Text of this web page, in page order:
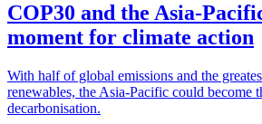
COP30 and the Asia-
moment for climate action​​​​‌ ‍ ​‍​‍‌‍ ‌ ​‍‌‍‍‌‌‍‌ ‌‍‍‌‌‍ ‍​‍​‍​ ‍‍​‍​‍‌ ​ ‌‍​‌‌‍ ‍‌‍‍‌‌ ‌​‌ ‍‌​‍ ‍‌‍‍‌‌‍ ​‍​‍​‍ ​​‍​‍‌‍‍​‌ ​‍‌‍‌‌‌‍‌‍​‍​‍​ ‍‍​‍​‍‌‍‍​‌ ‌​‌ ‌​‌ ​​​ ‍‍​‍ ​‍ ‌‍ ​‌‍ ‌‍​ ‌‍​‌‌‍ ​‌‍‍​‌‍ ‌ ​ ‌ ‌​​ ‍‍​ ​ ​ ​ ​ ​ ​ ​ ​‍ ‌‍‍‌‌‍ ‍‌ ‌​‌‍‌‌‌‍ ‍‌ ‌​​‍ ‌‍‌‌‌‍‌​‌‍‍‌‌ ‌​​‍ ‌‍ ‌‌‍ ‌‍‌​‌‍‌‌​ ‌‌ ​​‌ ​‍‌‍‌‌‌ ​ ‌‍‌‌‌‍ ‍‌ ‌​‌‍​‌‌ ‌​‌‍‍‌‌‍ ‌‍ ‍​ ‍ ‌‍‍‌‌‍‌​​ ‌‌‍​‍‌‍​‌‌‍​‌​ ‌‌‌‍‌‍​ ‌‍​ ‍‌​ ​​​‍ ‌‌‍​ ​ ‌ ‌‍​‍‌‍​ ​‍ ‌​ ‌​‌‍‌‍​ ​‍‌‍​‌​‍ ‌‌‍​‍​ ‍‌​ ‌​​ ​​​‍ ‌​ ‌​​ ​‌‌‍​ ​ ​‌​ ‌ ​ ‌​​ ​ ‌‍‌‍‌‍‌​​ ​ ​ ‍​‌‍​‌​ ‍ ‌ ‌​‌ ‍‌‌ ​​‌‍‌‌​ ‌‌‍ ‍‌‍‌‌‌ ‌ ‌ ​ ​ ‍ ‌ ​​‌‍​‌‌ ‌​‌‍‍​​ ‌‌ ‌​‌‍‍‌‌ ‌​‌‍ ​‌‍‌‌​ ‌‍​‍‌‍​‌‌ ​ ‌‍‌‌‌‌‌‌‌ ​‍‌‍ ​​ ‌‌‍‍​‌ ‌​‌ ‌​‌ ​​​‍‌‌​ ​ ‌​​‌​‍‌‌​ ​‍‌​‌‍​‍‌‌​ ​‍‌​‌‍‌‍ ​‌‍ ‌‍​ ‌‍​‌‌‍ ​‌‍‍​‌‍ ‌ ​ ‌ ‌​​‍‌‌​ ​ ‌​​‌​ ​ ​ ​ ​ ​ ​ ​ ​‍‌‍‌‍‍‌‌‍‌​​ ‌‌‍​‍‌‍​‌‌‍​‌​ ‌‌‌‍‌‍​ ‌‍​ ‍‌​ ​​​‍ ‌‌‍​ ​ ‌ ‌‍​‍‌‍​ ​‍ ‌​ ‌​‌‍‌‍​ ​‍‌‍​‌​‍ ‌‌‍​‍​ ‍‌​ ‌​​ ​​​‍ ‌​ ‌​​ ​‌‌‍​ ​ ​‌​ ‌ ​ ‌​​ ​ ‌‍‌‍‌‍‌​​ ​ ​ ‍​‌‍​‌​‍‌‍‌ ‌​‌ ‍‌‌ ​​‌‍‌‌​ ‌‌‍ ‍‌‍‌‌‌ ‌ ‌ ​ ​‍‌‍‌ ​​‌‍​‌‌ ‌​‌‍‍​​ ‌‌ ‌​‌‍‍‌‌ ‌​‌‍ ​‌‍‌‌​‍‌‍‌ ​​‌‍‌‌‌ ​‍‌ ​ ‌ ​​‌‍‌‌‌‍​ ‌ ‌​‌‍‍‌‌ ‌‍‌‍‌‌​ ‌‌ ​​‌ ‌‌‌‍​‍‌‍ ​‌‍‍‌‌ ​ ‌‍‍​‌‍‌‌‌‍‌​​‍​‍‌ ‌
With half of global emissions and the
renewables, the Asia-Pacific could become
decarbonisation.​​​​‌ ‍ ​‍​‍‌‍ ‌ ​‍‌‍‍‌‌‍‌ ‌‍‍‌‌‍ ‍​‍​‍​ ‍‍​‍​‍‌ ​ ‌‍​‌‌‍ ‍‌‍‍‌‌ ‌​‌ ‍‌​‍ ‍‌‍‍‌‌‍ ​‍​‍​‍ ​​‍​‍‌‍‍​‌ ​‍‌‍‌‌‌‍‌‍​‍​‍​ ‍‍​‍​‍‌‍‍​‌ ‌​‌ ‌​‌ ​​​ ‍‍​‍ ​‍ ‌‍ ​‌‍ ‌‍​ ‌‍​‌‌‍ ​‌‍‍​‌‍ ‌ ​ ‌ ‌​​ ‍‍​ ​ ​ ​ ​ ​ ​ ​ ​‍ ‌‍‍‌‌‍ ‍‌ ‌​‌‍‌‌‌‍ ‍‌ ‌​​‍ ‌‍‌‌‌‍‌​‌‍‍‌‌ ‌​​‍ ‌‍ ‌‌‍ ‌‍‌​‌‍‌‌​ ‌‌ ​​‌ ​‍‌‍‌‌‌ ​ ‌‍‌‌‌‍ ‍‌ ‌​‌‍​‌‌ ‌​‌‍‍‌‌‍ ‌‍ ‍​ ‍ ‌‍‍‌‌‍‌​​ ‌‌‍​‍‌‍​‌‌‍​‌​ ‌‌‌‍‌‍​ ‌‍​ ‍‌​ ​​​‍ ‌‌‍​ ​ ‌ ‌‍​‍‌‍​ ​‍ ‌​ ‌​‌‍‌‍​ ​‍‌‍​‌​‍ ‌‌‍​‍​ ‍‌​ ‌​​ ​​​‍ ‌​ ‌​​ ​‌‌‍​ ​ ​‌​ ‌ ​ ‌​​ ​ ‌‍‌‍‌‍‌​​ ​ ​ ‍​‌‍​‌​ ‍ ‌ ‌​‌ ‍‌‌ ​​‌‍‌‌​ ‌‌‍ ‍‌‍‌‌‌ ‌ ‌ ​ ​ ‍ ‌ ​​‌‍​‌‌ ‌​‌‍‍​​ ‌‌‍‌​‌‍‌‌‌ ​ ‌‍​ ‌ ​‍‌‍‍‌‌ ​​‌ ‌​‌‍‍‌‌‍ ‌‍ ‍​‍‌‌​ ‌‌‌​​‍‌‌ ‌‍‍ ‌‍‌‌‌ ‍‌​‍‌‌​ ​ ‌​‌​​‍‌‌​ ​ ‌​‌​​‍‌‌​ ​‍​ ​‍​ ​ ​ ​​​ ‍​‌‍​‍​ ‍‌‌‍‌​​ ​​‌‍‌​​ ‍​‌‍‌‍​ ‍‌‌‍​‍​‍‌‌​ ​‍​ ​‍​‍‌‌​ ‌‌‌​‌​​‍ ‍‌‍​ ‌‍‍​‌‍‍‌‌‍ ​‌‍‌​‌ ​‍‌‍‌‌‌‍ ‍​‍‌‌​ ‌‌‌​​‍‌‌ ‌‍‍ ‌‍‌‌‌ ‍‌​‍‌‌​ ​ ‌​‌​​‍‌‌​ ​ ‌​‌​​‍‌‌​ ​‍​ ​‍‌‍​‌‌‍​ ‌‍​‍​ ‌‍​ ‍​‌‍‌‌‌‍‌‌​ ‍‌‌‍‌‍​ ​​​ ‌‌​ ‍​​‍‌‌​ ​‍​ ​‍​‍‌‌​ ‌‌‌​‌​​‍ ‍‌ ‌​‌‍‌‌‌ ‍​‌ ‌​​ ‌‍​‍‌‍​‌‌ ​ ‌‍‌‌‌‌‌‌‌ ​‍‌‍ ​​ ‌‌‍‍​‌ ‌​‌ ‌​‌ ​​​‍‌‌​ ​ ‌​​‌​‍‌‌​ ​‍‌​‌‍​‍‌‌​ ​‍‌​‌‍‌‍ ​‌‍ ‌‍​ ‌‍​‌‌‍ ​‌‍‍​‌‍ ‌ ​ ‌ ‌​​‍‌‌​ ​ ‌​​‌​ ​ ​ ​ ​ ​ ​ ​ ​‍‌‍‌‍‍‌‌‍‌​​ ‌‌‍​‍‌‍​‌‌‍​‌​ ‌‌‌‍‌‍​ ‌‍​ ‍‌​ ​​​‍ ‌‌‍​ ​ ‌ ‌‍​‍‌‍​ ​‍ ‌​ ‌​‌‍‌‍​ ​‍‌‍​‌​‍ ‌‌‍​‍​ ‍‌​ ‌​​ ​​​‍ ‌​ ‌​​ ​‌‌‍​ ​ ​‌​ ‌ ​ ‌​​ ​ ‌‍‌‍‌‍‌​​ ​ ​ ‍​‌‍​‌​‍‌‍‌ ‌​‌ ‍‌‌ ​​‌‍‌‌​ ‌‌‍ ‍‌‍‌‌‌ ‌ ‌ ​ ​‍‌‍‌ ​​‌‍​‌‌ ‌​‌‍‍​​ ‌‌‍‌​‌‍‌‌‌ ​ ‌‍​ ‌ ​‍‌‍‍‌‌ ​​‌ ‌​‌‍‍‌‌‍ ‌‍ ‍​‍‌‌​ ‌‌‌​​‍‌‌ ‌‍‍ ‌‍‌‌‌ ‍‌​‍‌‌​ ​ ‌​‌​​‍‌‌​ ​ ‌​‌​​‍‌‌​ ​‍​ ​‍​ ​ ​ ​​​ ‍​‌‍​‍​ ‍‌‌‍‌​​ ​​‌‍‌​​ ‍​‌‍‌‍​ ‍‌‌‍​‍​‍‌‌​ ​‍​ ​‍​‍‌‌​ ‌‌‌​‌​​‍ ‍‌‍​ ‌‍‍​‌‍‍‌‌‍ ​‌‍‌​‌ ​‍‌‍‌‌‌‍ ‍​‍‌‌​ ‌‌‌​​‍‌‌ ‌‍‍ ‌‍‌‌‌ ‍‌​‍‌‌​ ​ ‌​‌​​‍‌‌​ ​ ‌​‌​​‍‌‌​ ​‍​ ​‍‌‍​‌‌‍​ ‌‍​‍​ ‌‍​ ‍​‌‍‌‌‌‍‌‌​ ‍‌‌‍‌‍​ ​​​ ‌‌​ ‍​​‍‌‌​ ​‍​ ​‍​‍‌‌​ ‌‌‌​‌​​‍ ‍‌ ‌​‌‍‌‌‌ ‍​‌ ‌​​‍‌‍‌ ​​‌‍‌‌‌ ​‍‌ ​ ‌ ​​‌‍‌‌‌‍​ ‌ ‌​‌‍‍‌‌ ‌‍‌‍‌‌​ ‌‌ ​​‌ ‌‌‌‍​‍‌‍ ​‌‍‍‌‌ ​ ‌‍‍​‌‍‌‌‌‍‌​​‍​‍‌ ‌